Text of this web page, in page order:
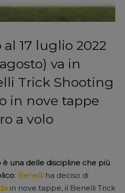
17 luglio 2022
va in
Trick Shooting
in nove tappe
a volo
una delle discipline che più
: Benelli ha deciso di
in nove tappe, il Benelli Trick